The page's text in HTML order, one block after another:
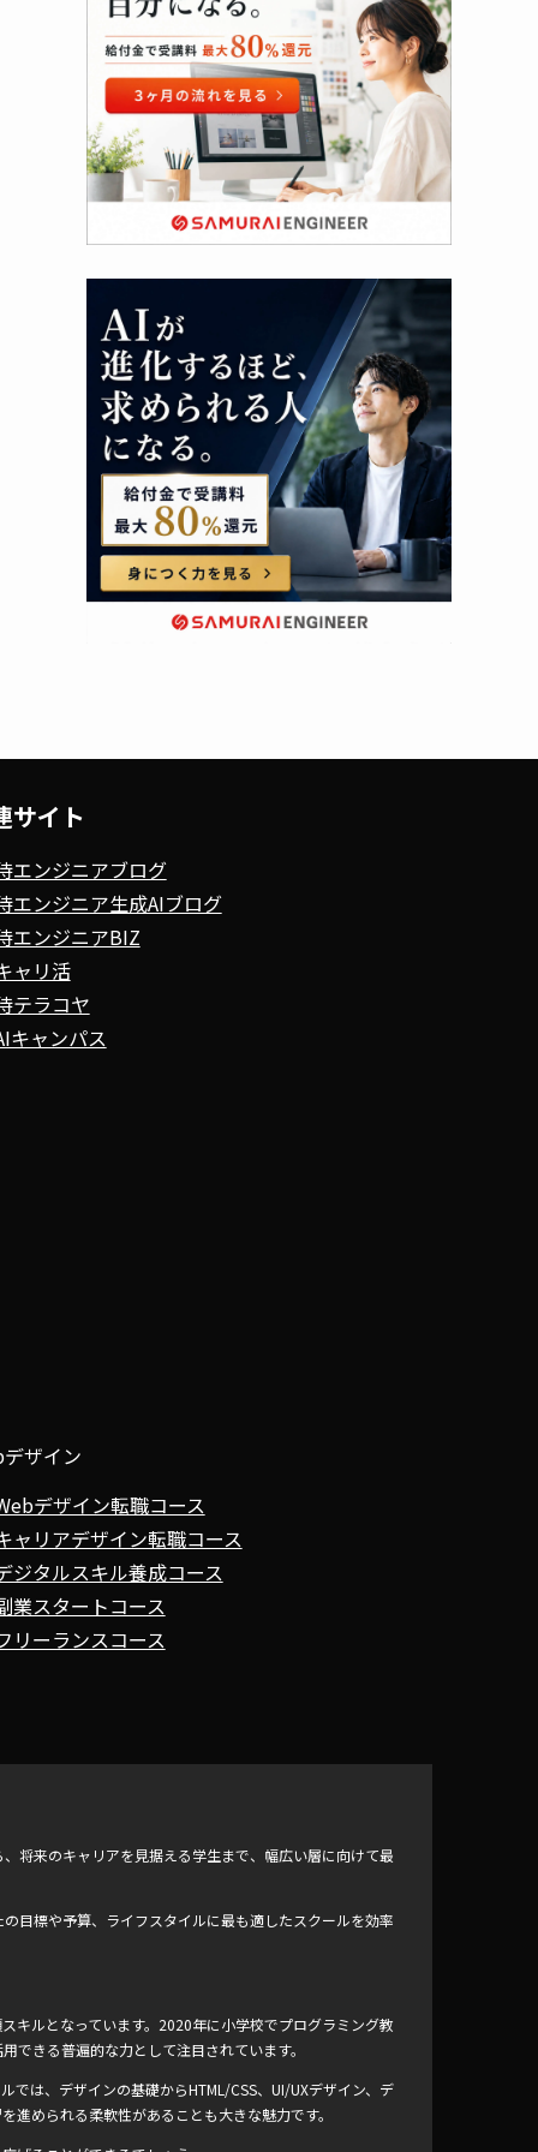
サイト
エンジニアブログ
エンジニア生成AIブログ
エンジニアBIZ
ャリ活
テラコヤ
キャンパス
ザイン
デザイン転職コース
ャリアデザイン転職コース
ジタルスキル養成コース
業スタートコース
リーランスコース
将来のキャリアを見据える学生まで、幅広い層に向けて最
目標や予算、ライフスタイルに最も適したスクールを効率
キルとなっています。2020年に小学校でプログラミング教
きる普遍的な力として注目されています。
は、デザインの基礎からHTML/CSS、UI/UXデザイン、デ
められる柔軟性があることも大きな魅力です。